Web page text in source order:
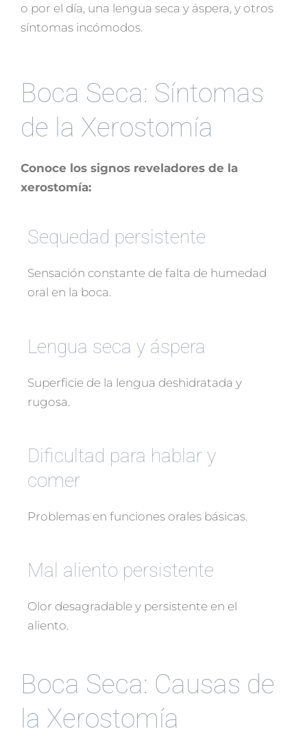
o por el día, una lengua seca y áspera, y otros
síntomas incómodos.
Boca Seca: Síntomas
de la Xerostomía
Conoce los signos reveladores de la
xerostomía:
Sequedad persistente
Sensación constante de falta de humedad
oral en la boca.
Lengua seca y áspera
Superficie de la lengua deshidratada y
rugosa.
Dificultad para hablar y
comer
Problemas en funciones orales básicas.
Mal aliento persistente
Olor desagradable y persistente en el
aliento.
Boca Seca: Causas de
la Xerostomía